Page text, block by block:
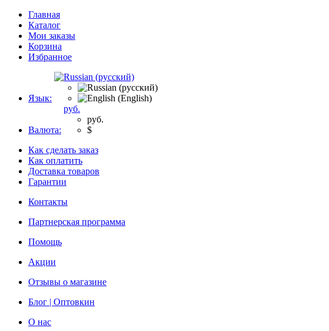
Главная
Каталог
Мои заказы
Корзина
Избранное
Язык:
Валюта:
руб.
руб.
$
Как сделать заказ
Как оплатить
Доставка товаров
Гарантии
Контакты
Партнерская программа
Помощь
Акции
Отзывы о магазине
Блог | Оптовкин
О нас